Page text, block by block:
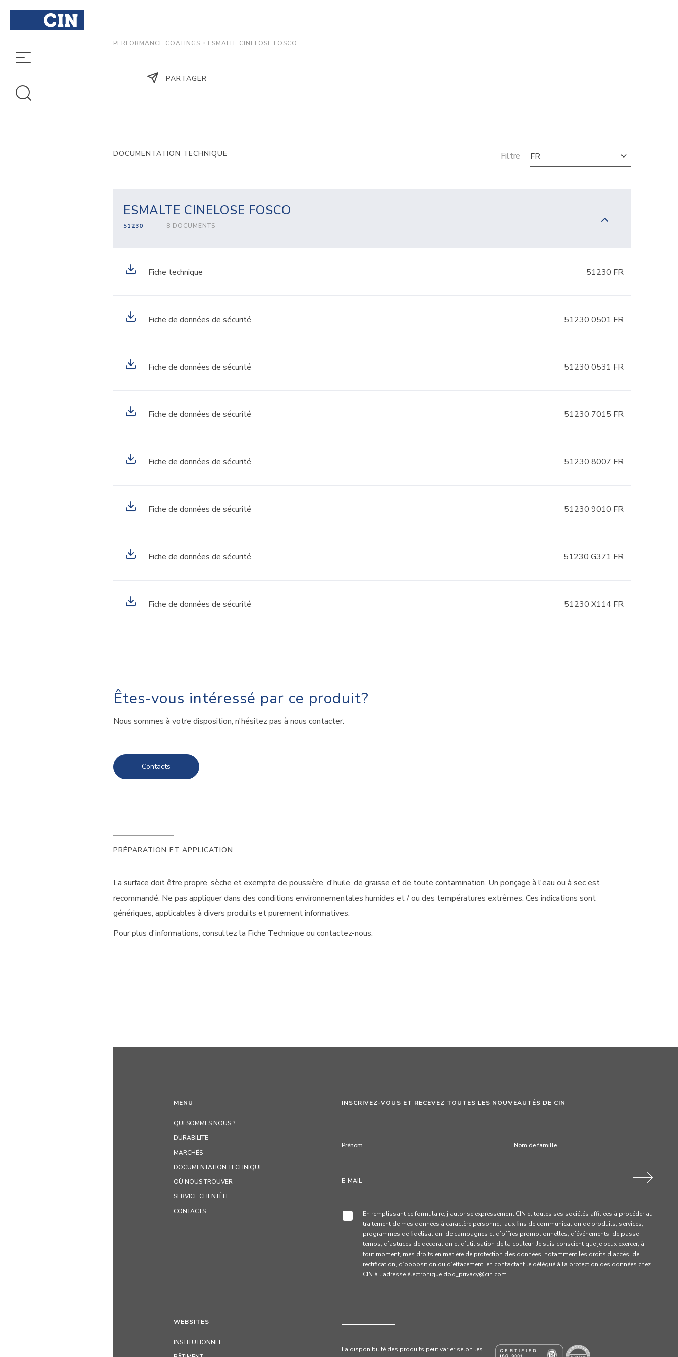
PERFORMANCE COATINGS ESMALTE CINELOSE FOSCO
PARTAGER
DOCUMENTATION TECHNIQUE Filtre FR
ESMALTE CINELOSE FOSCO
51230 8 DOCUMENTS
Fiche technique 51230 FR
Fiche de données de sécurité 51230 0501 FR
Fiche de données de sécurité 51230 0531 FR
Fiche de données de sécurité 51230 7015 FR
Fiche de données de sécurité 51230 8007 FR
Fiche de données de sécurité 51230 9010 FR
Fiche de données de sécurité 51230 G371 FR
Fiche de données de sécurité 51230 X114 FR
Êtes-vous intéressé par ce produit?
Nous sommes à votre disposition, n'hésitez pas à nous contacter.
Contacts
PRÉPARATION ET APPLICATION
La surface doit être propre, sèche et exempte de poussière, d'huile, de graisse et de toute contamination. Un ponçage à l'eau ou à sec est
recommandé. Ne pas appliquer dans des conditions environnementales humides et / ou des températures extrêmes. Ces indications sont
génériques, applicables à divers produits et purement informatives.
Pour plus d'informations, consultez la Fiche Technique ou contactez-nous.
MENU
QUI SOMMES NOUS ?
DURABILITE
MARCHÉS
DOCUMENTATION TECHNIQUE
OÙ NOUS TROUVER
SERVICE CLIENTÈLE
CONTACTS
INSCRIVEZ-VOUS ET RECEVEZ TOUTES LES NOUVEAUTÉS DE CIN
En remplissant ce formulaire, j’autorise expressément CIN et toutes ses sociétés affiliées à procéder au
traitement de mes données à caractère personnel, aux fins de communication de produits, services,
programmes de fidélisation, de campagnes et d’offres promotionnelles, d’événements, de passe-
temps, d’astuces de décoration et d’utilisation de la couleur. Je suis conscient que je peux exercer, à
tout moment, mes droits en matière de protection des données, notamment les droits d’accès, de
rectification, d’opposition ou d’effacement, en contactant le délégué à la protection des données chez
CIN à l’adresse électronique dpo_privacy@cin.com
WEBSITES
INSTITUTIONNEL
La disponibilité des produits peut varier selon les